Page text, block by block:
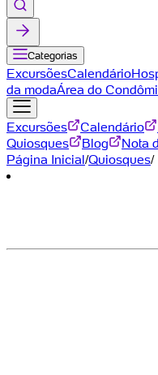
Categorias
ExcursõesCalendário
da modaÁrea do
Excursões Calendário
Quiosques
Blog Nota
Página Inicial/Quiosques/